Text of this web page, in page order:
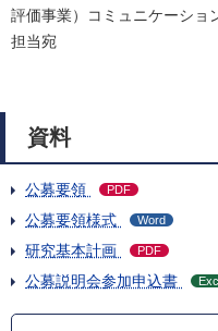
評価事業）コミュニケーショ
担当宛
資料
公募要領 PDF
公募要領様式 Word
研究基本計画 PDF
公募説明会参加申込書